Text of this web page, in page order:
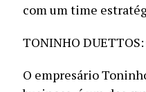
com um time
TONINHO DUETTOS:
O empresário